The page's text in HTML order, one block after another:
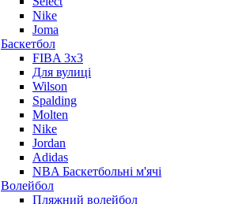
Nike
Joma
Баскетбол
FIBA 3x3
Для вулиці
Wilson
Spalding
Molten
Nike
Jordan
Adidas
NBA Баскетбольні м'ячі
Волейбол
Пляжний волейбол